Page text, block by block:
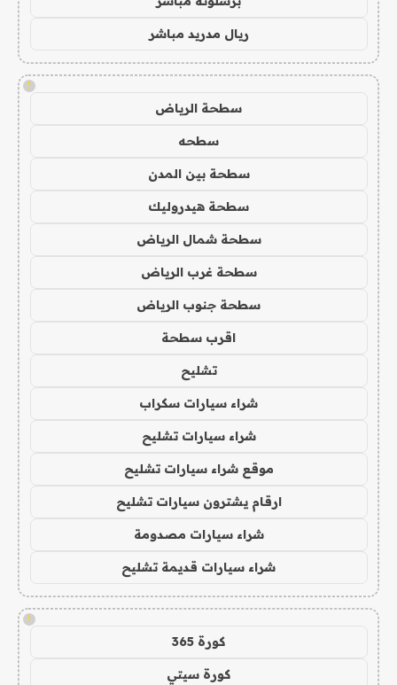
ريال مدريد مباشر
!
سطحة الرياض
سطحه
سطحة بين المدن
سطحة هيدروليك
سطحة شمال الرياض
سطحة غرب الرياض
سطحة جنوب الرياض
اقرب سطحة
تشليح
شراء سيارات سكراب
شراء سيارات تشليح
موقع شراء سيارات تشليح
ارقام يشترون سيارات تشليح
شراء سيارات مصدومة
شراء سيارات قديمة تشليح
!
كورة 365
كورة سيتي